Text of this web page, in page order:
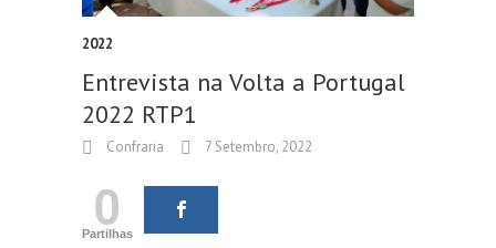
2022
Entrevista na Volta a Portugal
2022 RTP1
Confraria 7 Setembro, 2022
0
Partilhas